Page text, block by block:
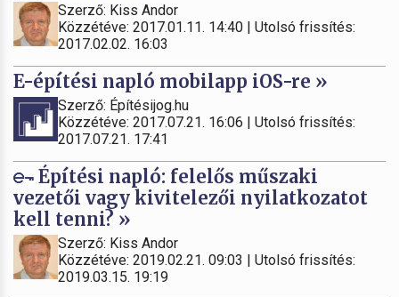
Szerző: Kiss Andor
Közzétéve: 2017.01.11. 14:40 | Utolsó frissítés:
2017.02.02. 16:03
E-építési napló mobilapp iOS-re »
Szerző: Építésijog.hu
Közzétéve: 2017.07.21. 16:06 | Utolsó frissítés:
2017.07.21. 17:41
Építési napló: felelős műszaki
vezetői vagy kivitelezői nyilatkozatot
kell tenni? »
Szerző: Kiss Andor
Közzétéve: 2019.02.21. 09:03 | Utolsó frissítés:
2019.03.15. 19:19